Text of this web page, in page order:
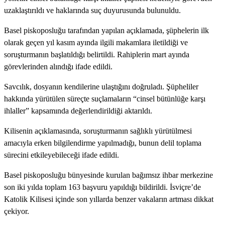
uzaklaştırıldı ve haklarında suç duyurusunda bulunuldu.
Basel piskoposluğu tarafından yapılan açıklamada, şüphelerin ilk
olarak geçen yıl kasım ayında ilgili makamlara iletildiği ve
soruşturmanın başlatıldığı belirtildi. Rahiplerin mart ayında
görevlerinden alındığı ifade edildi.
Savcılık, dosyanın kendilerine ulaştığını doğruladı. Şüpheliler
hakkında yürütülen süreçte suçlamaların “cinsel bütünlüğe karşı
ihlaller” kapsamında değerlendirildiği aktarıldı.
Kilisenin açıklamasında, soruşturmanın sağlıklı yürütülmesi
amacıyla erken bilgilendirme yapılmadığı, bunun delil toplama
sürecini etkileyebileceği ifade edildi.
Basel piskoposluğu bünyesinde kurulan bağımsız ihbar merkezine
son iki yılda toplam 163 başvuru yapıldığı bildirildi. İsviçre’de
Katolik Kilisesi içinde son yıllarda benzer vakaların artması dikkat
çekiyor.